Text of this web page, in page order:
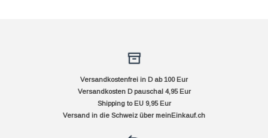
Versandkostenfrei in D ab 100 Eur
Versandkosten D pauschal 4,95 Eur
Shipping to EU 9,95 Eur
Versand in die Schweiz über meinEinkauf.ch